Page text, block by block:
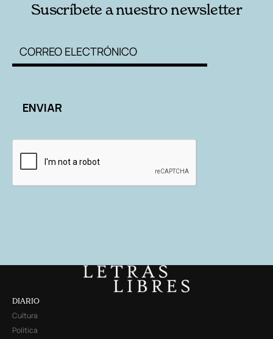
Suscríbete a nuestro newsletter
DIARIO
Cultura
Política